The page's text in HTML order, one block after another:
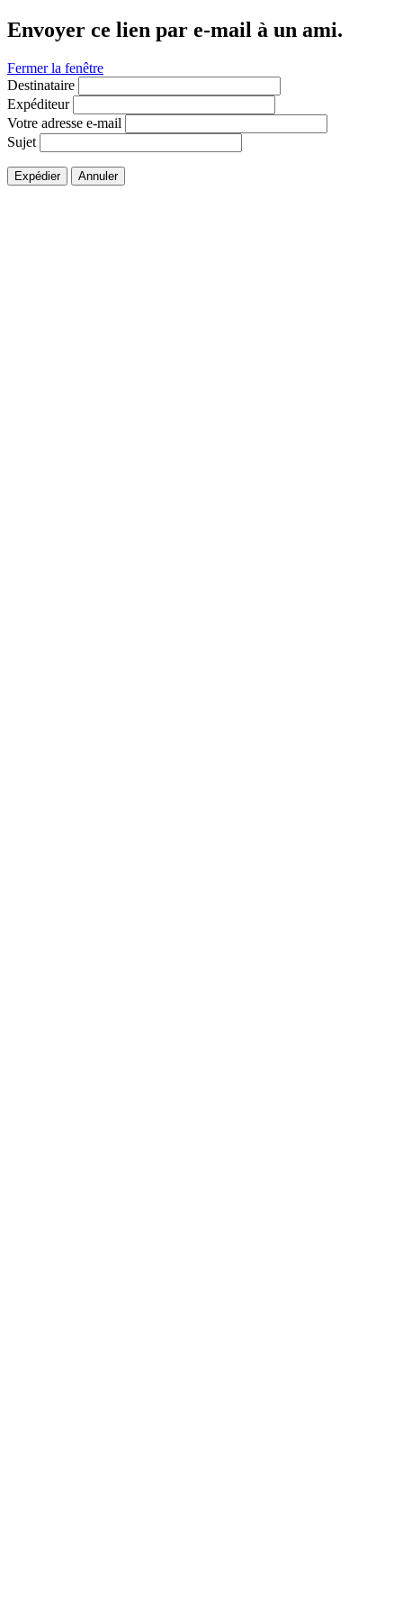
Envoyer ce lien par e-mail à un ami.
Fermer la fenêtre
Destinataire
Expéditeur
Votre adresse e-mail
Sujet
Expédier Annuler